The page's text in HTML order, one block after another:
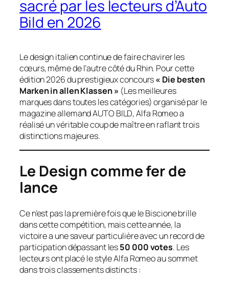
sacré par les lecteurs d’Auto
Bild en 2026
Le design italien continue de faire chavirer les
cœurs, même de l’autre côté du Rhin. Pour cette
édition 2026 du prestigieux concours« Die besten
Marken in allen Klassen » (Les meilleures
marques dans toutes les catégories) organisé par le
magazine allemandAUTO BILD, Alfa Romeo a
réalisé un véritable coup de maître en raflant trois
distinctions majeures.
Le Design comme fer de
lance
Ce n’est pas la première fois que le Biscione brille
dans cette compétition, mais cette année, la
victoire a une saveur particulière avec un record de
participation dépassant les50 000 votes. Les
lecteurs ont placé le style Alfa Romeo au sommet
dans trois classements distincts :